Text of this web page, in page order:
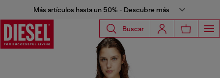
Más artículos hasta un 50% - Descubre más
Buscar